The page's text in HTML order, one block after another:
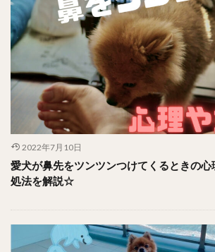
2022年7月10日
愛犬が鼻先をツンツンつけてくるときの
処法を解説☆